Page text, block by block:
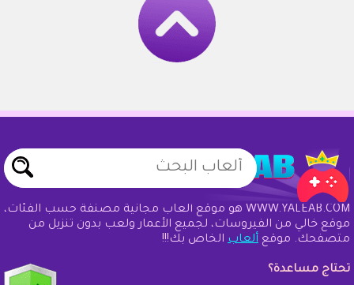
WWW.YALEAB.COM هو موقع ألعاب مجانية مصنفة حسب الفئات،
موقع خالي من الفيروسات، لجميع الأعمار ولعب بدون تنزيل من
متصفحك. موقع ألعاب الخاص بك!!!
تحتاج مساعدة؟